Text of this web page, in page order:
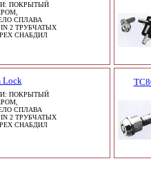
ПОКРЫТЫЙ
СПЛАВА
2 ТРУБЧАТЫХ
СНАБДИЛ
Lock
ПОКРЫТЫЙ
СПЛАВА
2 ТРУБЧАТЫХ
СНАБДИЛ